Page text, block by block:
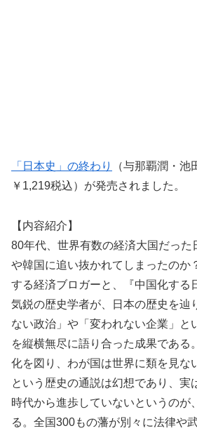
「日本史」の終わり
（与那覇潤・
￥1,219税込）が発売されました。
【内容紹介】
80年代、世界有数の経済大国だった
や韓国に追い抜かれてしまったの
する経済ブロガーと、『中国化する
気鋭の歴史学者が、日本の歴史を辿
ない政治」や「変われない企業」と
を縦横無尽に語り合った成果である
化を図り、わが国は世界に類を見な
という歴史の通説は幻想であり、実
時代から進歩していないというのが
る。全国300もの藩が別々に法律や